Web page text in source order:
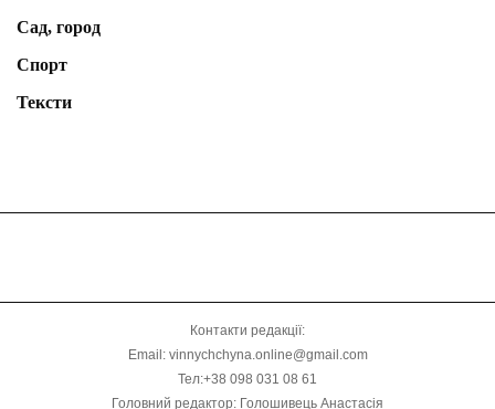
Сад, город
Спорт
Тексти
Контакти редакції:
Email: vinnychchyna.online@gmail.com
Тел:+38 098 031 08 61
Головний редактор: Голошивець Анастасія